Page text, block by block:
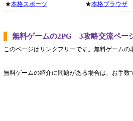
★本格スポーツ ★本格ブラウザ
無料ゲームの2PG 3攻略交流ペー
このページはリンクフリーです。無料ゲームの
無料ゲームの紹介に問題がある場合は、お手数